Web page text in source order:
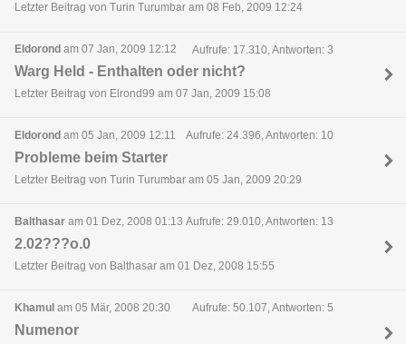
Letzter Beitrag von Turin Turumbar am 08 Feb, 2009 12:24
Eldorond am 07 Jan, 2009 12:12 Aufrufe: 17.310, Antworten: 3
Warg Held - Enthalten oder nicht?
Letzter Beitrag von Elrond99 am 07 Jan, 2009 15:08
Eldorond am 05 Jan, 2009 12:11 Aufrufe: 24.396, Antworten: 10
Probleme beim Starter
Letzter Beitrag von Turin Turumbar am 05 Jan, 2009 20:29
Balthasar am 01 Dez, 2008 01:13 Aufrufe: 29.010, Antworten: 13
2.02???o.0
Letzter Beitrag von Balthasar am 01 Dez, 2008 15:55
Khamul am 05 Mär, 2008 20:30 Aufrufe: 50.107, Antworten: 5
Numenor